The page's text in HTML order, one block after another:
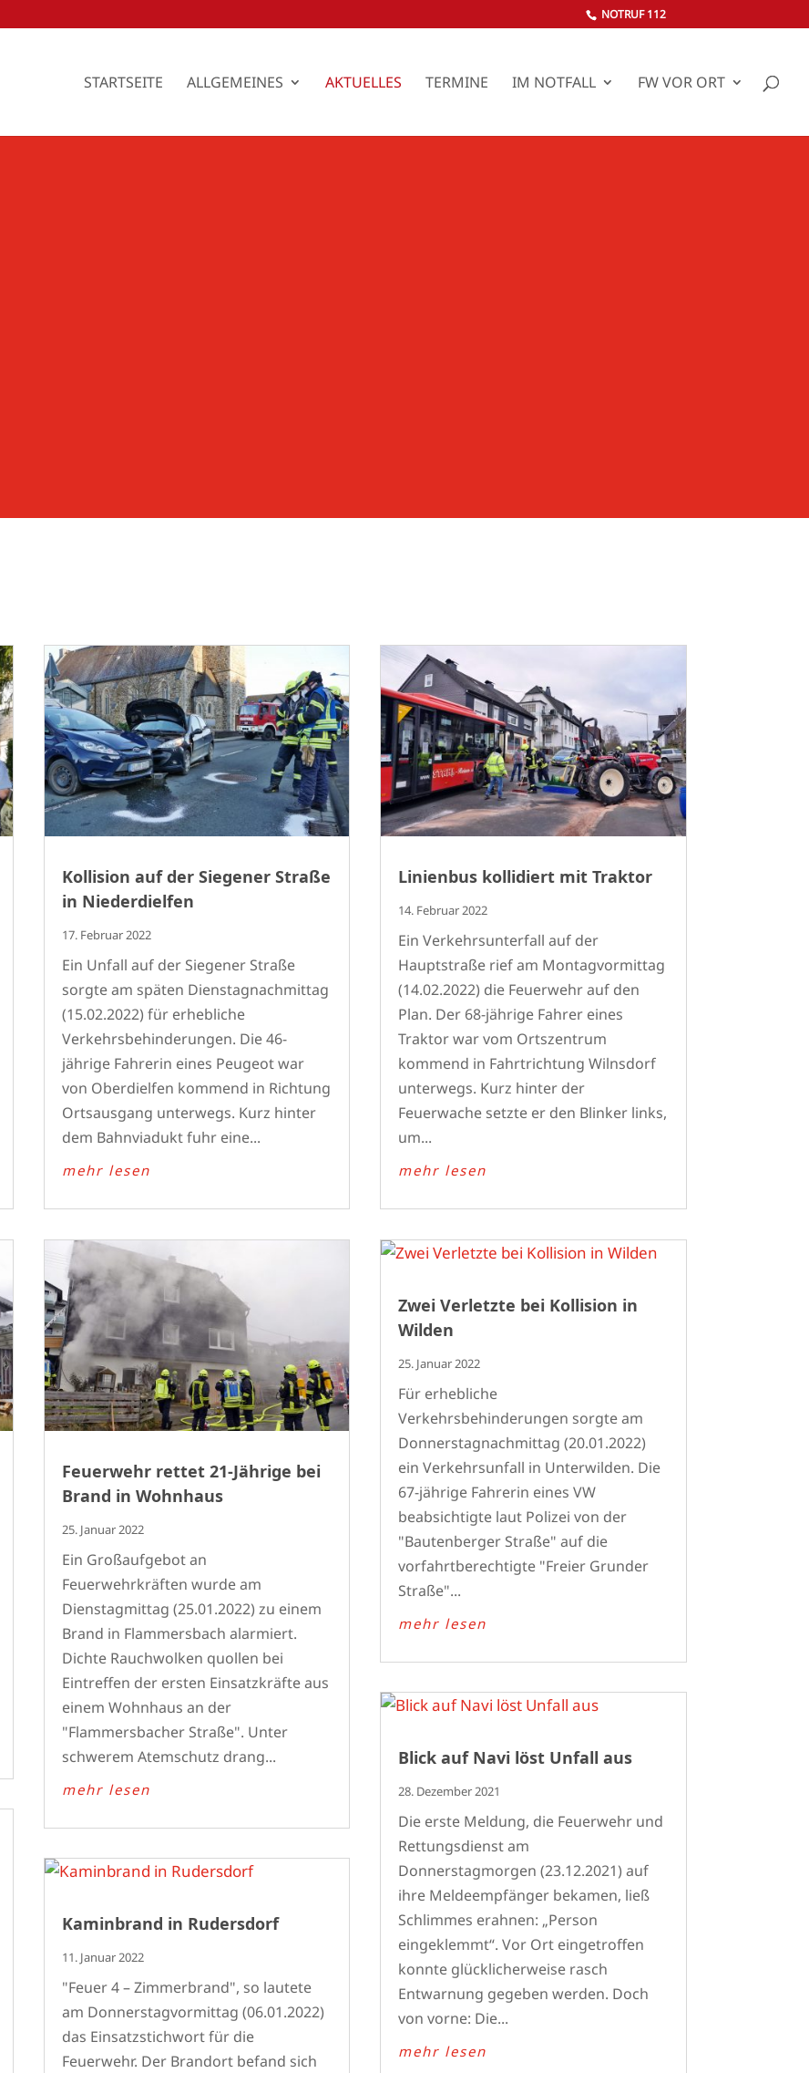
NOTRUF 112
STARTSEITE ALLGEMEINES AKTUELLES TERMINE IM NOTFALL FW VOR ORT
Kollision auf der Siegener Straße
in Niederdielfen
17. Februar 2022
Ein Unfall auf der Siegener Straße
sorgte am späten Dienstagnachmittag
(15.02.2022) für erhebliche
Verkehrsbehinderungen. Die 46-
jährige Fahrerin eines Peugeot war
von Oberdielfen kommend in Richtung
Ortsausgang unterwegs. Kurz hinter
dem Bahnviadukt fuhr eine...
mehr lesen
Feuerwehr rettet 21-Jährige bei
Brand in Wohnhaus
25. Januar 2022
Ein Großaufgebot an
Feuerwehrkräften wurde am
Dienstagmittag (25.01.2022) zu einem
Brand in Flammersbach alarmiert.
Dichte Rauchwolken quollen bei
Eintreffen der ersten Einsatzkräfte aus
einem Wohnhaus an der
"Flammersbacher Straße". Unter
schwerem Atemschutz drang...
mehr lesen
Kaminbrand in Rudersdorf
11. Januar 2022
"Feuer 4 – Zimmerbrand", so lautete
am Donnerstagvormittag (06.01.2022)
das Einsatzstichwort für die
Feuerwehr. Der Brandort befand sich
Linienbus kollidiert mit Traktor
14. Februar 2022
Ein Verkehrsunterfall auf der
Hauptstraße rief am Montagvormittag
(14.02.2022) die Feuerwehr auf den
Plan. Der 68-jährige Fahrer eines
Traktor war vom Ortszentrum
kommend in Fahrtrichtung Wilnsdorf
unterwegs. Kurz hinter der
Feuerwache setzte er den Blinker links,
um...
mehr lesen
Zwei Verletzte bei Kollision in
Wilden
25. Januar 2022
Für erhebliche
Verkehrsbehinderungen sorgte am
Donnerstagnachmittag (20.01.2022)
ein Verkehrsunfall in Unterwilden. Die
67-jährige Fahrerin eines VW
beabsichtigte laut Polizei von der
"Bautenberger Straße" auf die
vorfahrtberechtigte "Freier Grunder
Straße"...
mehr lesen
Blick auf Navi löst Unfall aus
28. Dezember 2021
Die erste Meldung, die Feuerwehr und
Rettungsdienst am
Donnerstagmorgen (23.12.2021) auf
ihre Meldeempfänger bekamen, ließ
Schlimmes erahnen: „Person
eingeklemmt“. Vor Ort eingetroffen
konnte glücklicherweise rasch
Entwarnung gegeben werden. Doch
von vorne: Die...
mehr lesen